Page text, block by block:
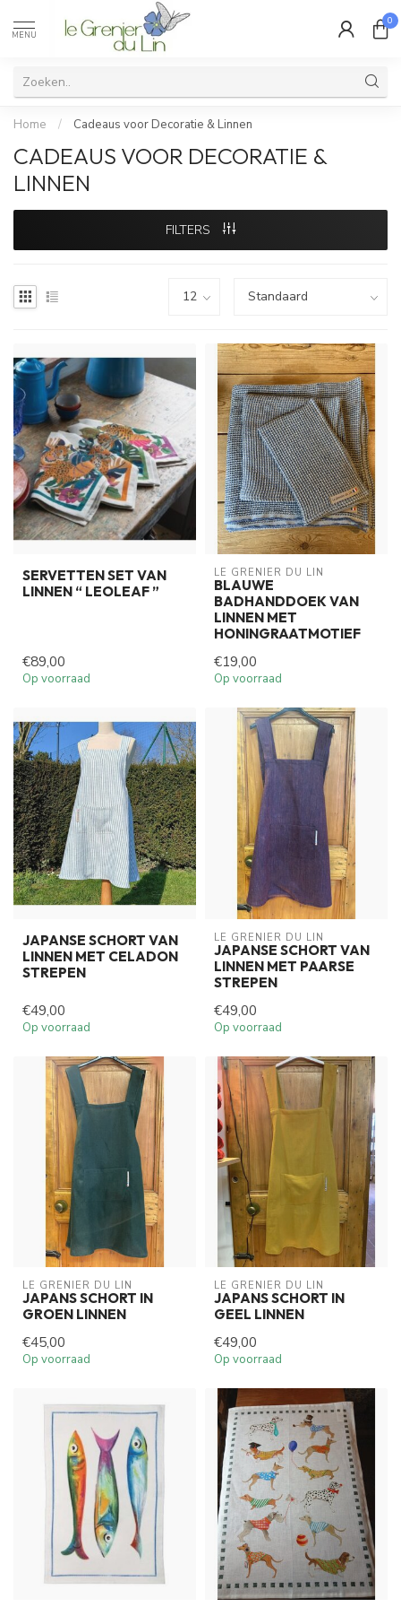
MENU
0
Home / Cadeaus voor Decoratie & Linnen
CADEAUS VOOR DECORATIE &
LINNEN
FILTERS
SERVETTEN SET VAN
LINNEN “ LEOLEAF ”
€89,00
Op voorraad
LE GRENIER DU LIN
BLAUWE
BADHANDDOEK VAN
LINNEN MET
HONINGRAATMOTIEF
€19,00
Op voorraad
JAPANSE SCHORT VAN
LINNEN MET CELADON
STREPEN
€49,00
Op voorraad
LE GRENIER DU LIN
JAPANSE SCHORT VAN
LINNEN MET PAARSE
STREPEN
€49,00
Op voorraad
LE GRENIER DU LIN
JAPANS SCHORT IN
GROEN LINNEN
€45,00
Op voorraad
LE GRENIER DU LIN
JAPANS SCHORT IN
GEEL LINNEN
€49,00
Op voorraad